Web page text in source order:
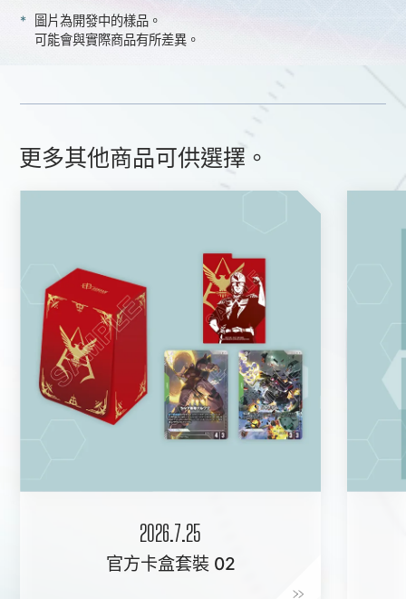
圖片為開發中的樣品。
可能會與實際商品有所差異。
更多其他商品可供選擇。
2026.7.25
官方卡盒套裝 02